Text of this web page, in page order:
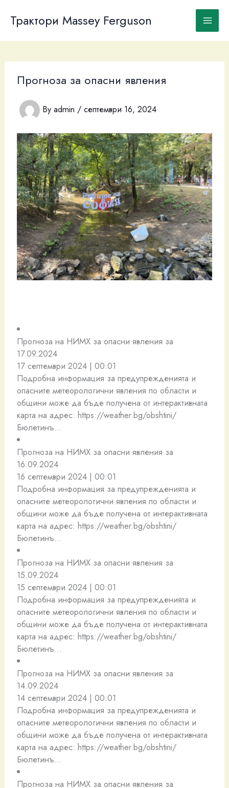
content
Трактори Massey Ferguson
Прогноза за опасни явления
By admin / септември 16, 2024
Прогноза на НИМХ за опасни явления за
17.09.2024
17 септември 2024 | 00:01
Подробна информация за предупрежденията и
опасните метеорологични явления по области и
общини може да бъде получена от интерактивната
карта на адрес: https://weather.bg/obshtini/
Бюлетинъ…
Прогноза на НИМХ за опасни явления за
16.09.2024
16 септември 2024 | 00:01
Подробна информация за предупрежденията и
опасните метеорологични явления по области и
общини може да бъде получена от интерактивната
карта на адрес: https://weather.bg/obshtini/
Бюлетинъ…
Прогноза на НИМХ за опасни явления за
15.09.2024
15 септември 2024 | 00:01
Подробна информация за предупрежденията и
опасните метеорологични явления по области и
общини може да бъде получена от интерактивната
карта на адрес: https://weather.bg/obshtini/
Бюлетинъ…
Прогноза на НИМХ за опасни явления за
14.09.2024
14 септември 2024 | 00:01
Подробна информация за предупрежденията и
опасните метеорологични явления по области и
общини може да бъде получена от интерактивната
карта на адрес: https://weather.bg/obshtini/
Бюлетинъ…
Прогноза на НИМХ за опасни явления за